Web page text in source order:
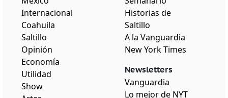
Internacional
Coahuila
Saltillo
Opinión
Economía
Utilidad
Show
Historias de
Saltillo
A la Vanguardia
New York Times
Newsletters
Vanguardia
Lo mejor de NYT